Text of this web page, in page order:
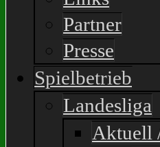
Partner
Presse
Spielbetrieb
Landesliga
Aktuell